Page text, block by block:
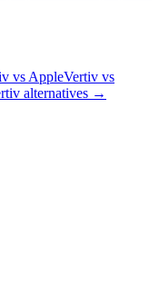
vs AppleVertiv vs
alternatives →